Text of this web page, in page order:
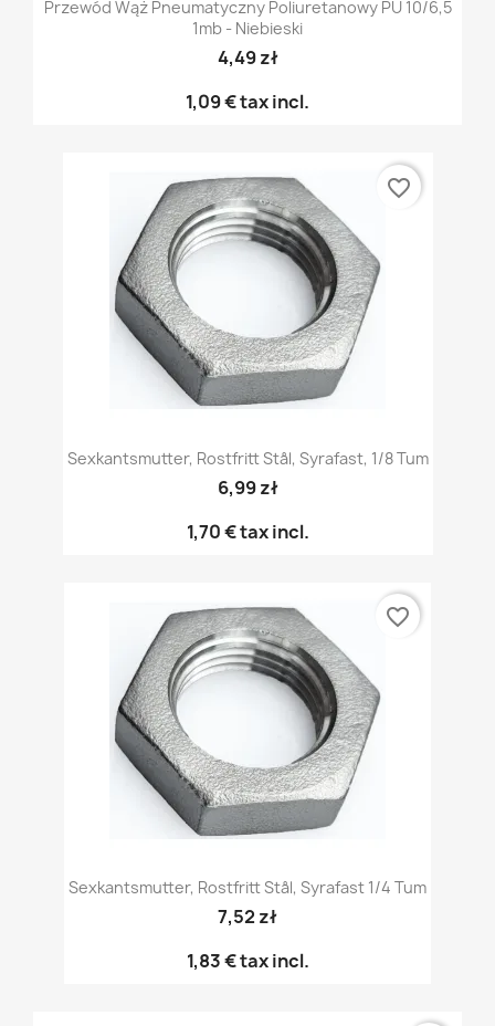
Przewód Wąż Pneumatyczny Poliuretanowy PU 10/6,5
1mb - Niebieski
4,49 zł
1,09 €tax incl.
Sexkantsmutter, Rostfritt Stål, Syrafast, 1/8 Tum
6,99 zł
1,70 €tax incl.
favorite_border
Sexkantsmutter, Rostfritt Stål, Syrafast 1/4 Tum
7,52 zł
1,83 €tax incl.
favorite_border